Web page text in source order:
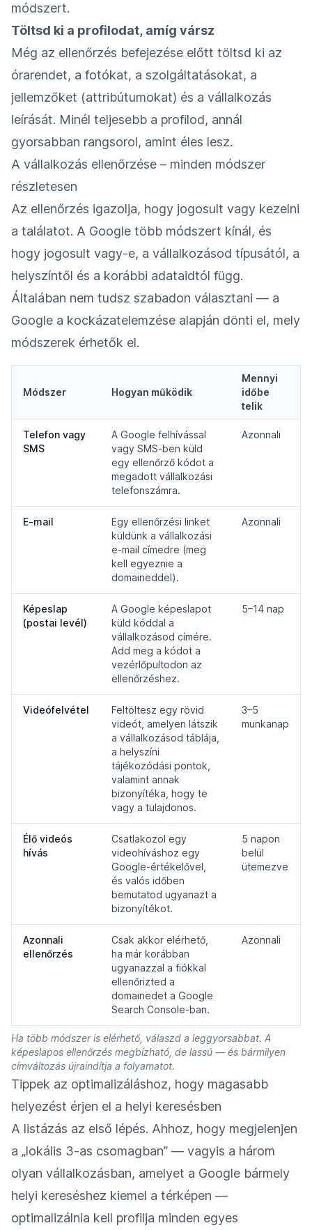
módszert.
Töltsd ki a profilodat, amíg vársz
Még az ellenőrzés befejezése előtt töltsd ki az
órarendet, a fotókat, a szolgáltatásokat, a
jellemzőket (attribútumokat) és a vállalkozás
leírását. Minél teljesebb a profilod, annál
gyorsabban rangsorol, amint éles lesz.
A vállalkozás ellenőrzése – minden módszer
részletesen
Az ellenőrzés igazolja, hogy jogosult vagy kezelni
a találatot. A Google több módszert kínál, és
hogy jogosult vagy-e, a vállalkozásod típusától, a
helyszíntől és a korábbi adataidtól függ.
Általában nem tudsz szabadon választani — a
Google a kockázatelemzése alapján dönti el, mely
módszerek érhetők el.
Módszer Hogyan működik
Mennyi
időbe
telik
Telefon vagy
SMS
A Google felhívással
vagy SMS-ben küld
egy ellenőrző kódot a
megadott vállalkozási
telefonszámra.
Azonnali
E-mail
Egy ellenőrzési linket
küldünk a vállalkozási
e-mail címedre (meg
kell egyeznie a
domaineddel).
Azonnali
Képeslap
(postai levél)
A Google képeslapot
küld kóddal a
vállalkozásod címére.
Add meg a kódot a
vezérlőpultodon az
ellenőrzéshez.
5–14 nap
Videófelvétel
Feltöltesz egy rövid
videót, amelyen látszik
a vállalkozásod táblája,
a helyszíni
tájékozódási pontok,
valamint annak
bizonyítéka, hogy te
vagy a tulajdonos.
3–5
munkanap
Élő videós
hívás
Csatlakozol egy
videohíváshoz egy
Google-értékelővel,
és valós időben
bemutatod ugyanazt a
bizonyítékot.
5 napon
belül
ütemezve
Azonnali
ellenőrzés
Csak akkor elérhető,
ha már korábban
ugyanazzal a fiókkal
ellenőrizted a
domainedet a Google
Search Console-ban.
Azonnali
Ha több módszer is elérhető, válaszd a leggyorsabbat. A
képeslapos ellenőrzés megbízható, de lassú — és bármilyen
címváltozás újraindítja a folyamatot.
Tippek az optimalizáláshoz, hogy magasabb
helyezést érjen el a helyi keresésben
A listázás az első lépés. Ahhoz, hogy megjelenjen
a „lokális 3-as csomagban” — vagyis a három
olyan vállalkozásban, amelyet a Google bármely
helyi kereséshez kiemel a térképen —
optimalizálnia kell profilja minden egyes